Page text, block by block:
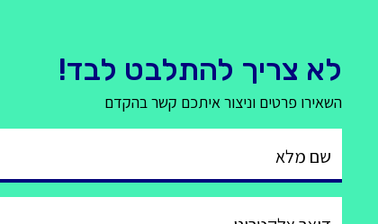
לא צריך להתלבט לבד!
השאירו פרטים וניצור איתכם קשר בהקדם
שם מלא